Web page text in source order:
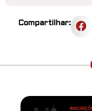
Compartilhar: